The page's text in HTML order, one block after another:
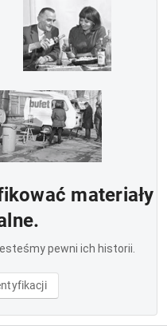
materiały
pewni ich historii.